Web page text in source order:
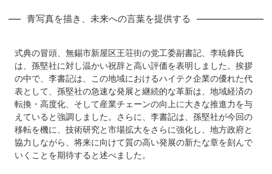
青写真を描き、未来への言葉を提供する
式典の冒頭、無錫市新屋区王荘街の党工委副書記、李暁鋒氏
は、孫堅社に対し温かい祝辞と高い評価を表明しました。挨拶
の中で、李書記は、この地域におけるハイテク企業の優れた代
表として、孫堅社の急速な発展と継続的な革新は、地域経済の
転換・高度化、そして産業チェーンの向上に大きな推進力を与
えていると強調しました。さらに、李書記は、孫堅社が今回の
移転を機に、技術研究と市場拡大をさらに強化し、地方政府と
協力しながら、将来に向けて質の高い発展の新たな章を刻んで
いくことを期待すると述べました。